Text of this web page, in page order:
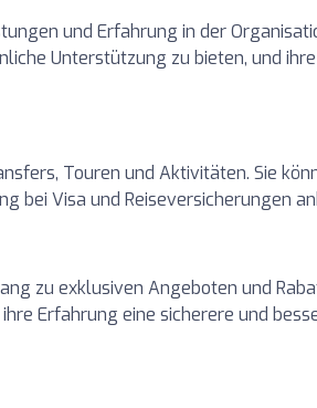
und Erfahrung in der
Unterstützung zu bieten, und
Touren und Aktivitäten. Sie
bei Visa und Reiseversicherungen
zu exklusiven Angeboten und
Erfahrung eine sicherere und